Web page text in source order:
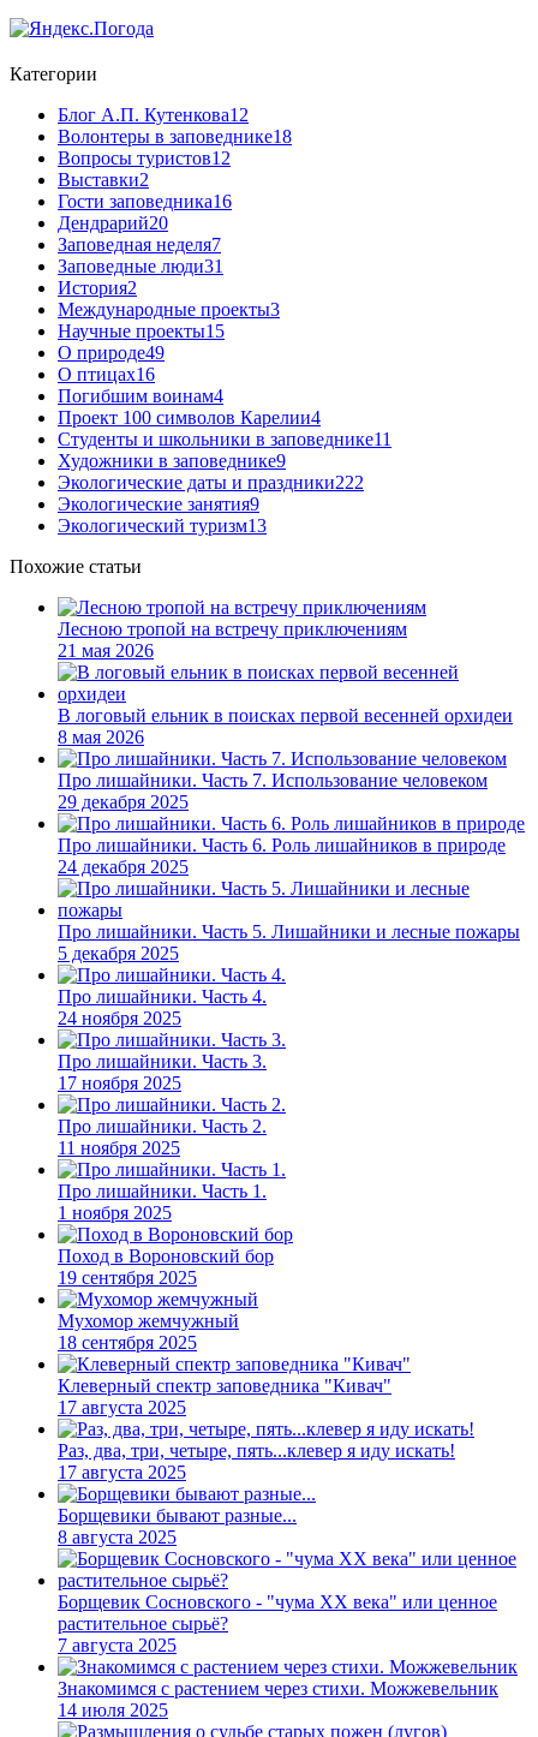
Категории
Блог А.П. Кутенкова12
Волонтеры в заповеднике18
Вопросы туристов12
Выставки2
Гости заповедника16
Дендрарий20
Заповедная неделя7
Заповедные люди31
История2
Международные проекты3
Научные проекты15
О природе49
О птицах16
Погибшим воинам4
Проект 100 символов Карелии4
Студенты и школьники в заповеднике11
Художники в заповеднике9
Экологические даты и праздники222
Экологические занятия9
Экологический туризм13
Похожие статьи
Лесною тропой на встречу приключениям
21 мая 2026
В логовый ельник в поисках первой весенней орхидеи
8 мая 2026
Про лишайники. Часть 7. Использование человеком
29 декабря 2025
Про лишайники. Часть 6. Роль лишайников в природе
24 декабря 2025
Про лишайники. Часть 5. Лишайники и лесные пожары
5 декабря 2025
Про лишайники. Часть 4.
24 ноября 2025
Про лишайники. Часть 3.
17 ноября 2025
Про лишайники. Часть 2.
11 ноября 2025
Про лишайники. Часть 1.
1 ноября 2025
Поход в Вороновский бор
19 сентября 2025
Мухомор жемчужный
18 сентября 2025
Клеверный спектр заповедника "Кивач"
17 августа 2025
Раз, два, три, четыре, пять...клевер я иду искать!
17 августа 2025
Борщевики бывают разные...
8 августа 2025
Борщевик Сосновского - "чума XX века" или ценное
растительное сырьё?
7 августа 2025
Знакомимся с растением через стихи. Можжевельник
14 июля 2025